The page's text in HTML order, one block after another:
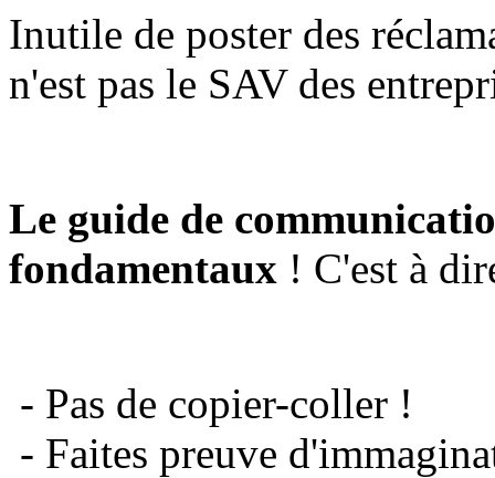
Inutile de poster des
n'est pas le SAV des
Le guide de
fondamentaux ! C'est à
- Pas de copier-coller !
- Faites preuve